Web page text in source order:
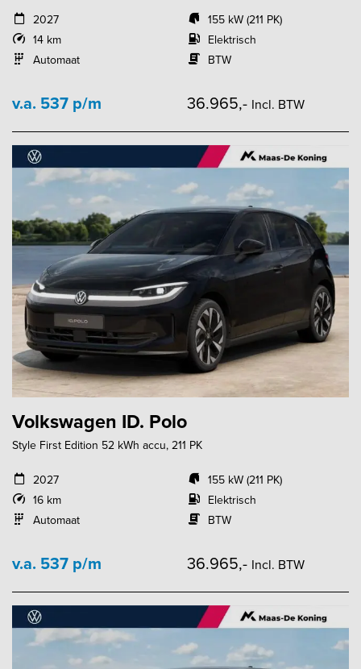
2027
14 km
Automaat
155 kW (211 PK)
Elektrisch
BTW
v.a. 537 p/m 36.965,- Incl. BTW
Volkswagen ID. Polo
Style First Edition 52 kWh accu, 211 PK
2027
16 km
Automaat
155 kW (211 PK)
Elektrisch
BTW
v.a. 537 p/m 36.965,- Incl. BTW